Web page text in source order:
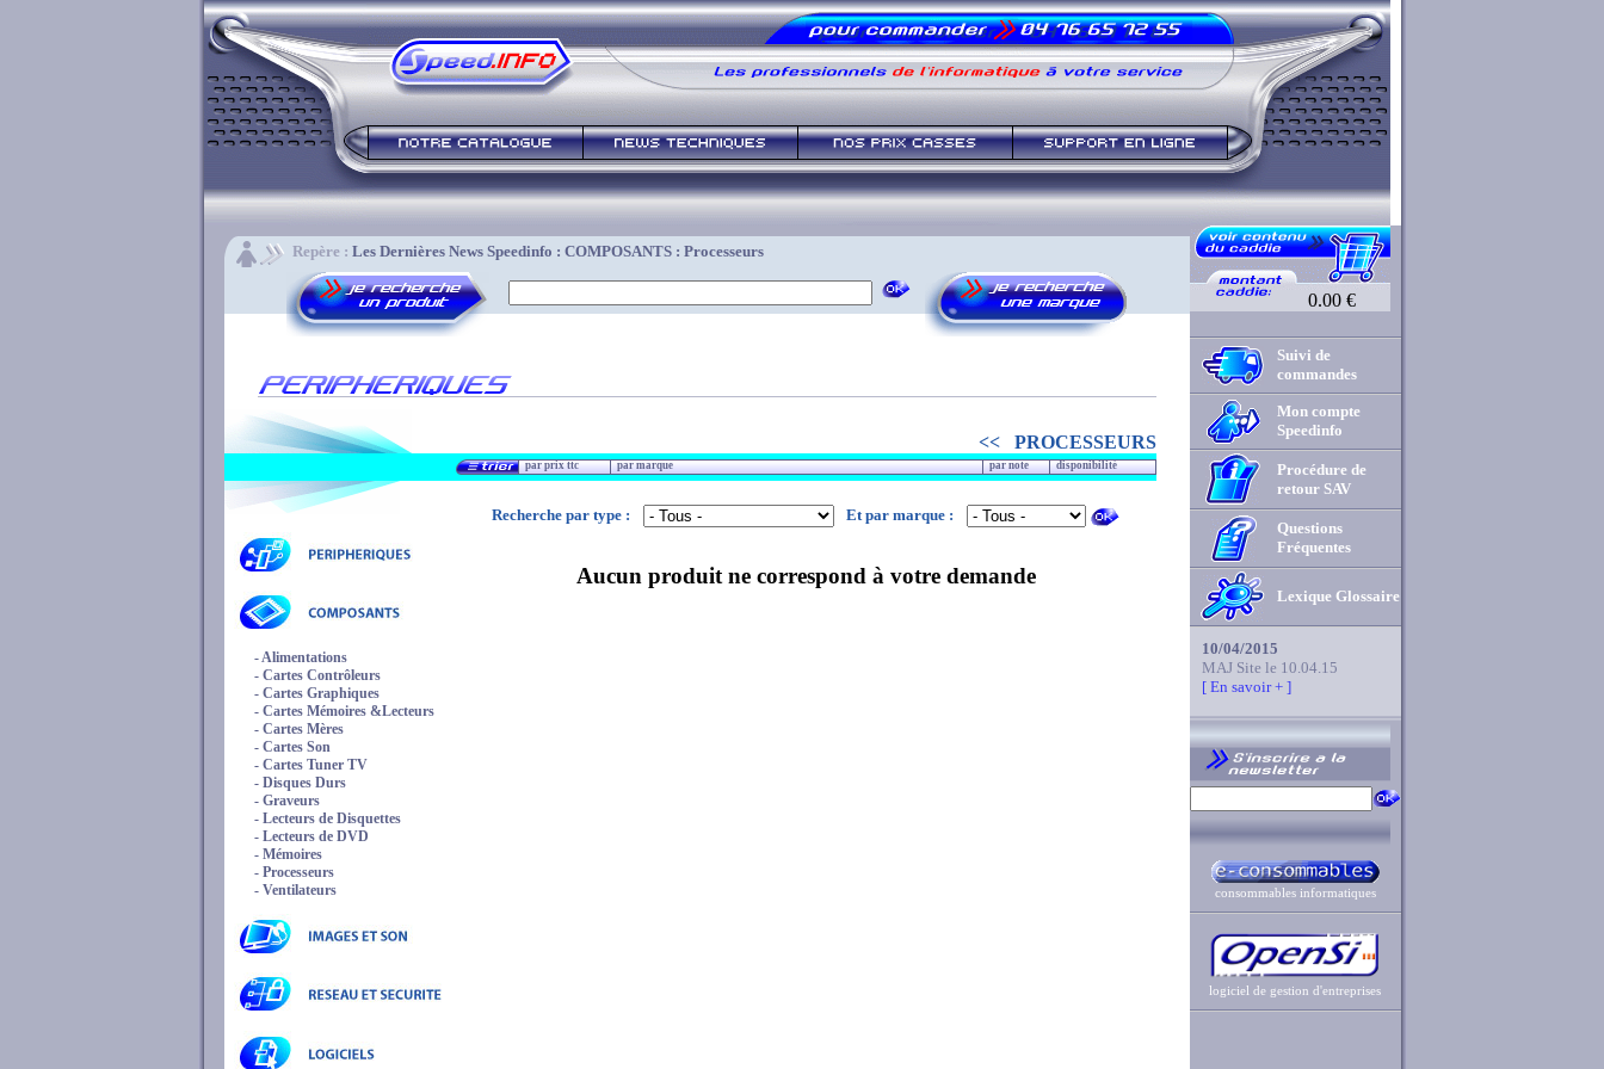
Repère : Les Dernières News Speedinfo : COMPOSANTS : Processeurs
0.00 €
- Alimentations
- Cartes Contrôleurs
- Cartes Graphiques
- Cartes Mémoires &Lecteurs
- Cartes Mères
- Cartes Son
- Cartes Tuner TV
- Disques Durs
- Graveurs
- Lecteurs de Disquettes
- Lecteurs de DVD
- Mémoires
- Processeurs
- Ventilateurs
<< PROCESSEURS
par prix ttc par marque par note disponibilité
Recherche par type : Et par marque :
Aucun produit ne correspond à votre demande
Suivi de
commandes
Mon compte
Speedinfo
Procédure de
retour SAV
Questions
Fréquentes
Lexique Glossaire
10/04/2015
MAJ Site le 10.04.15
[ En savoir + ]
consommables informatiques
logiciel de gestion d'entreprises